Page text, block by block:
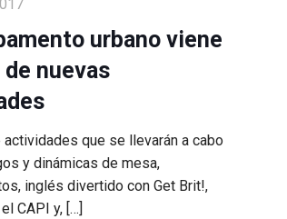
urbano viene
nuevas
que se llevarán a cabo
y dinámicas de mesa,
inglés divertido con Get Brit!,
CAPI y,[…]